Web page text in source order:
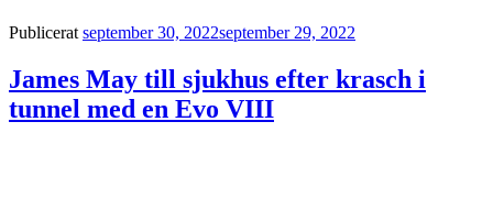
Publicerat september 30, 2022september 29, 2022
James May till sjukhus efter krasch i
tunnel med en Evo VIII